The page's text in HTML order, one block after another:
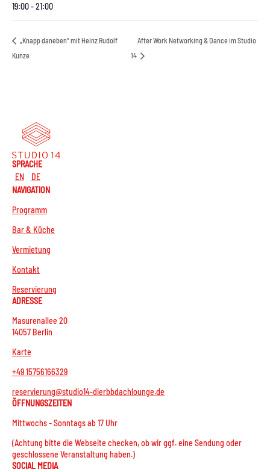
19:00 - 21:00
„Knapp daneben“ mit Heinz Rudolf
Kunze
After Work Networking & Dance im Studio
14
SPRACHE
EN
DE
NAVIGATION
Programm
Bar & Küche
Vermietung
Kontakt
Reservierung
ADRESSE
Masurenallee 20
14057 Berlin
Karte
+49 15756166329
reservierung@studio14-dierbbdachlounge.de
ÖFFNUNGSZEITEN
Mittwochs - Sonntags ab 17 Uhr
(Achtung bitte die Webseite checken, ob wir ggf. eine Sendung oder
geschlossene Veranstaltung haben.)
SOCIAL MEDIA